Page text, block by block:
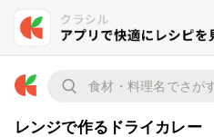
レンジで作るドライカレー